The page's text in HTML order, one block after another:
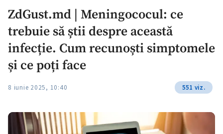
Special
Blog
ZdGust
ZdGust.md | Meningococul: ce
trebuie să știi despre această
infecție. Cum recunoști simptomele
și ce poți face
8 iunie 2025, 10:40 551 viz.